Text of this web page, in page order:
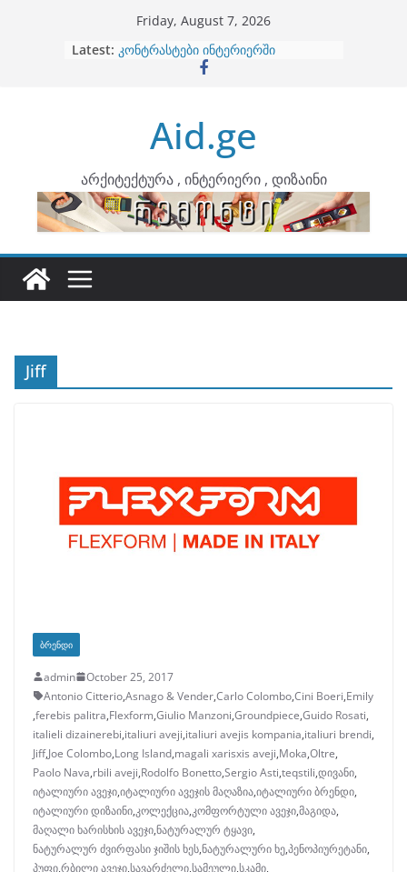
Friday, August 7, 2026
Latest: ბინების გაერთიანება
კონტრასტები ინტერიერში
ინტერიერის დიზიანი
არტემიდი წარმოგიდგენთ
Aid.ge
არქიტექტურა , ინტერიერი , დიზაინი
Jiff
ᲑᲠᲔᲜᲓᲘ
admin
October 25, 2017
Antonio Citterio,Asnago & Vender,Carlo Colombo,Cini Boeri,Emily
,ferebis palitra,Flexform,Giulio Manzoni,Groundpiece,Guido Rosati,
italieli dizainerebi,italiuri aveji,italiuri avejis kompania,italiuri brendi,
Jiff,Joe Colombo,Long Island,magali xarisxis aveji,Moka,Oltre,
Paolo Nava,rbili aveji,Rodolfo Bonetto,Sergio Asti,teqstili,დივანი,
იტალიური ავეჯი,იტალიური ავეჯის მაღაზია,იტალიური ბრენდი,
იტალიური დიზაინი,კოლექცია,კომფორტული ავეჯი,მაგიდა,
მაღალი ხარისხის ავეჯი,ნატურალურ ტყავი,
ნატურალურ ძვირფასი ჯიშის ხეს,ნატურალური ხე,პენოპიურეტანი,
პუფი,რბილი ავეჯი,სავარძელი,სამეული,სკამი,